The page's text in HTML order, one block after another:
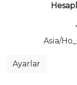
Asia/
Ayarlar